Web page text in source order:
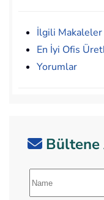
İlgili Makaleler
En İyi Ofis
Yorumlar
Bültene